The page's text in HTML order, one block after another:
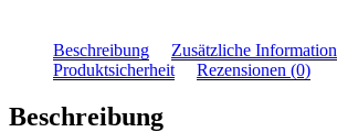
Beschreibung
Zusätzliche Information
Produktsicherheit
Rezensionen (0)
Beschreibung